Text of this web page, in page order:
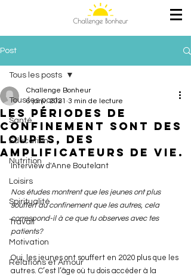
Post
Tous les posts
Santé
Education
Nutrition
Loisirs
Spiritualité
Travail
Motivation
Relations et Amour
Tous les posts
Les périodes de
confinement sont des
loupes, des
amplificateurs de vie.
Challenge Bonheur
6 janv. 2021 3 min de lecture
Interview d'Anne Boutelant
Nos études montrent que les jeunes ont plus
souffert du confinement que les autres, cela
correspond-il à ce que tu observes avec tes
patients?
Oui, les jeunes ont souffert en 2020 plus que les
autres. C’est l’âge où tu dois accéder à la